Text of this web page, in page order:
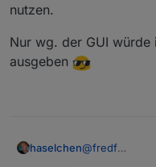
nutzen.
Nur wg. der GUI würde
ausgeben
haselchen@fredf